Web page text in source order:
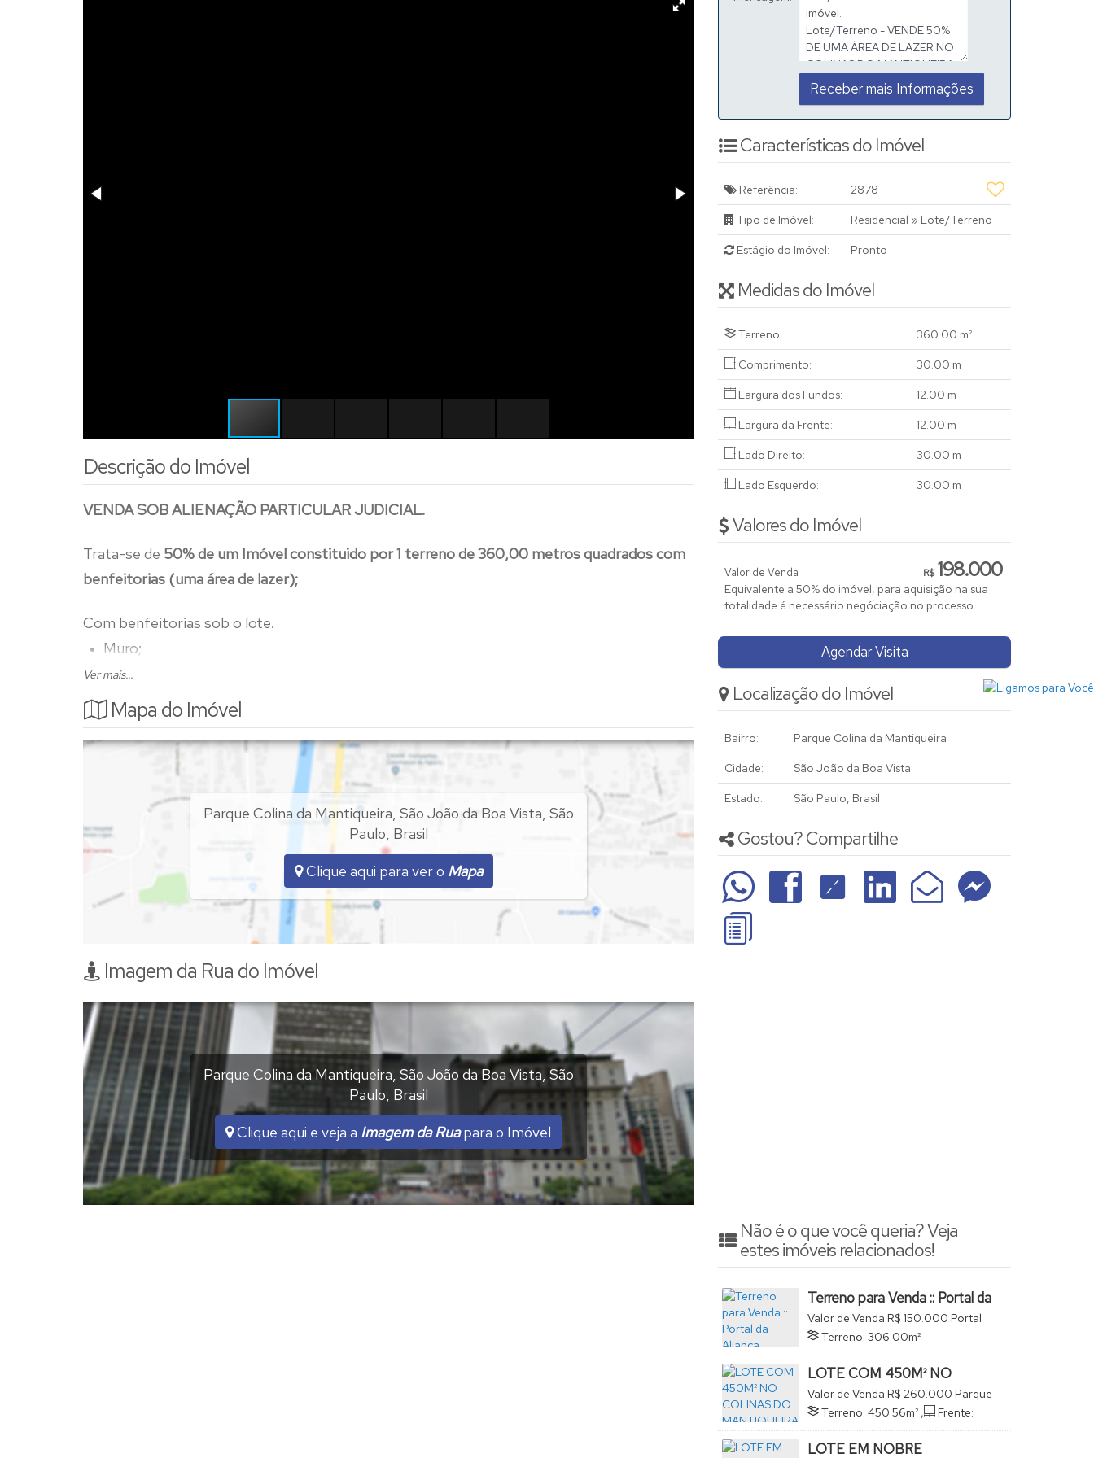
Descrição do Imóvel
VENDA SOB ALIENAÇÃO PARTICULAR JUDICIAL.
Trata-se de 50% de um Imóvel constituido por 1 terreno de 360,00 metros quadrados com
benfeitorias (uma área de lazer);
Com benfeitorias sob o lote.
Muro;
Portão;
Piscina de alvenaria;
Vestiário, depósito;
Sauna;
Quadra de concreto com alambrado;
O valor do anuncio é equivale a 50% deste imóvel.
Para compra na sua totalidade é necessário pedido judicial e negociação dentro do processo.
Agendar visita com antecedência.
R$ 198.000,00 (cento e noventa e oito mil reais)
Imagens retiradas do Laudo Pericial elaborado em 15/10/2024.
Ver mais...
Mapa do Imóvel
Parque Colina da Mantiqueira São João da Boa Vista São
Paulo Brasil
Clique aqui para ver o Mapa
Imagem da Rua do Imóvel
Parque Colina da Mantiqueira São João da Boa Vista São
Paulo Brasil
Clique aqui e veja a Imagem da Ruapara o Imóvel
Características do Imóvel
Referência: 2878
Tipo de Imóvel: Residencial » Lote/Terreno
Estágio do Imóvel: Pronto
Medidas do Imóvel
Terreno: 360.00 m²
Comprimento: 30.00 m
Largura dos Fundos: 12.00 m
Largura da Frente: 12.00 m
Lado Direito: 30.00 m
Lado Esquerdo: 30.00 m
Valores do Imóvel
R$198.000
Valor de Venda
Equivalente a 50% do imóvel, para aquisição na sua
totalidade é necessário negóciação no processo.
Agendar Visita
Localização do Imóvel
Bairro: Parque Colina da Mantiqueira
Cidade: São João da Boa Vista
Estado: São Paulo, Brasil
Gostou? Compartilhe
Não é o que você queria? Veja
estes imóveis relacionados!
Terreno para Venda :: Portal da
Aliança
R$ 150.000
Valor de Venda
Portal
da Aliança, São João da Boa Vista,
Terreno: 306 .00m²
LOTE COM 450M² NO
COLINAS DO
MANTIQUEIRA
R$ 260.000
Valor de Venda
Parque
Colina da Mantiqueira, São João da
Boa Vista, São Paulo, Brasil
Terreno: 450 .56m² ,
Frente:
LOTE EM NOBRE